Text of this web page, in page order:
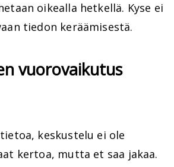
oikealla hetkellä. Kyse ei
tiedon keräämisestä.
vuorovaikutus
keskustelu ei ole
kertoa, mutta et saa jakaa.